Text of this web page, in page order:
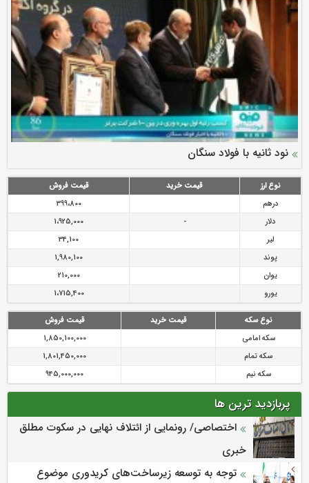
ارزش سهام عدالت بالا رفت
سرمایه بیمه کوثر به ۴ همت می‌رسد
نود ثانیه با فولاد سنگان
تقدیر دبیرکل سندیکای بیمه گران ایران از اقدامات مدیرعامل بیمه
رازی
توصیه های رئیس پلیس فتا به مشتریان بانک ها در مورد
پیشگیری از سرقت های مجازی
نوع ارز قیمت خرید
قیمت فروش
درهم
399،800
دلار
-
1،925,000
لیر
34,100
پوند
1,980,100
یوان
210,000
یورو
1،715,400
نوع سکه قیمت خرید
قیمت فروش
سکه امامی
1,850,100,000
سکه تمام
1,801,450,000
سکه نیم
945,000,000
پربازدید ترین ها
اختصاصی/ رونمایی از ائتلاف‌ نهایی در سکوت مطلق
خبری
توجه به توسعه زیرساخت‌های کریدوری موضوع